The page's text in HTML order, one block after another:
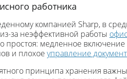
работника
компанией Sharp, в
за неэффективной работы
медленное включение
и плохое управление
принципа хранения